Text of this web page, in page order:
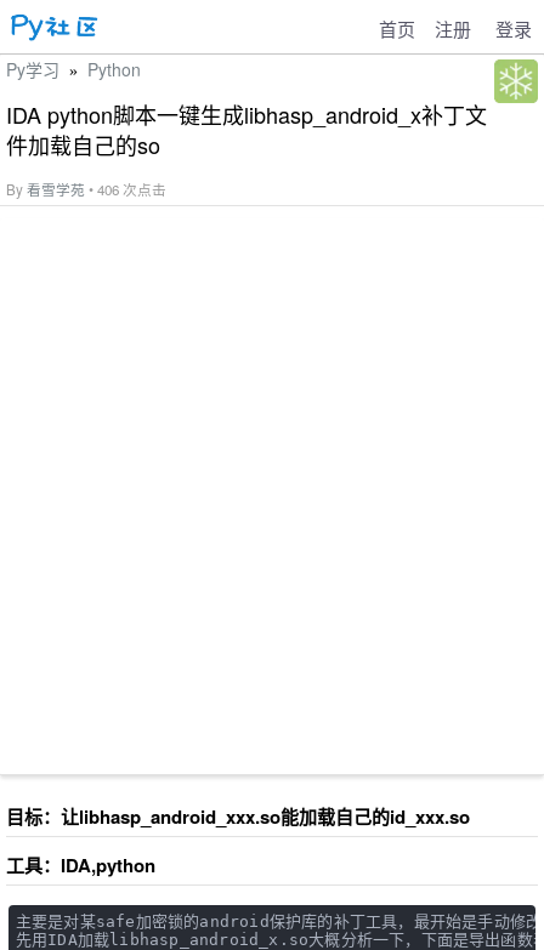
首页 注册 登录
Py学习 » Python
IDA python脚本一键生成libhasp_android_x补丁文
件加载自己的so
By看雪学苑 • 406 次点击
目标：让libhasp_android_xxx.so能加载自己的id_xxx.so
工具：IDA,python
主要是对某safe加密锁的android保护库的补丁工具，最开始是手动修
先用IDA加载libhasp_android_x.so大概分析一下，下面是导出函数